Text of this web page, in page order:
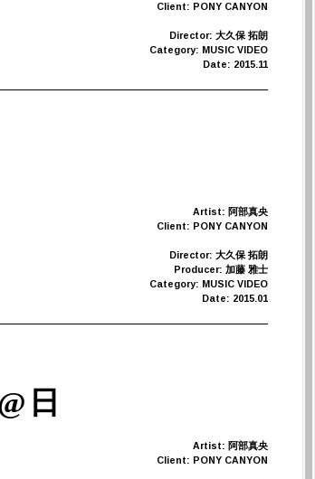
Client: PONY CANYON
Director: 大久保 拓朗
Category: MUSIC VIDEO
Date: 2015.11
Artist: 阿部真央
Client: PONY CANYON
Director: 大久保 拓朗
Producer: 加藤 雅士
Category: MUSIC VIDEO
Date: 2015.01
日
Artist: 阿部真央
Client: PONY CANYON